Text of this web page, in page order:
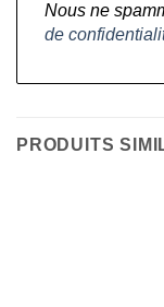
Nous ne
de
PRODUITS